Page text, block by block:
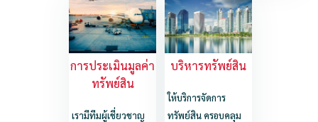
การประเมินมูลค่า
ทรัพย์สิน
เรามีทีมผู้เชี่ยวชาญ
บริหารทรัพย์สิน
ให้บริการจัดการ
ทรัพย์สิน ครอบคลุม